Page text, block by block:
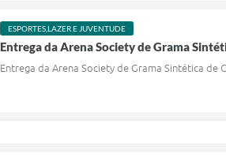
ESPORTES,LAZER E JUVENTUDE
Entrega da Arena Society de Grama
Entrega da Arena Society de Grama Sintética de